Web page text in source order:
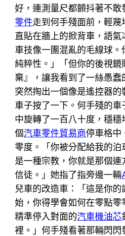
好，連測量尺都顫抖著不敢
零件走到何手殘面前，輕
直貼在牆上的掀背車，語
車技像一團混亂的毛線球
純粹性。」「但你的後視
棄』，讓我看到了一絲愚蠢
突然掏出一個像是遙控器
車子按了一下。何手殘的
中旋轉了一百八十度，穩
個汽車零件貿易商停車格
零度。「你被分配給我的
是一種宗教，你就是那個
信徒。」她指了指旁邊一輛
兒車的改造車：「這是你的
始，你得學會如何在零點
精準停入對面的汽車機油芯
裡。」何手殘看著那輛閃